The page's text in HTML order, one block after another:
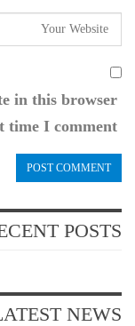
in this browser
time I comment.
POSTS
NEWS